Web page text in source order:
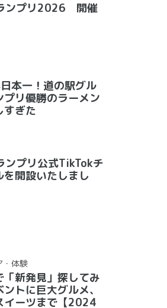
ンプリ2026 開催
本一！道の駅グル
プリ優勝のラーメン
すぎた
ンプリ公式TikTokチ
を開設いたしまし
・体験
「新発見」探してみ
トに巨大グルメ、
イーツまで【2024